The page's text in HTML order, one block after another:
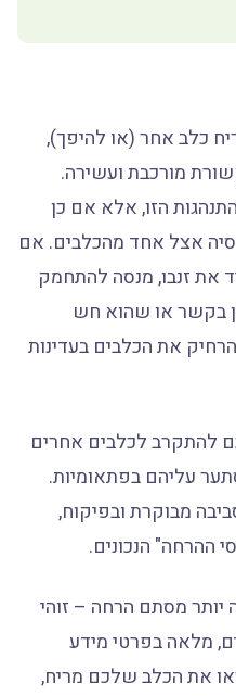
כלב אחר (או להיפך),
מורכבת ועשירה.
הזו, אלא אם כן
אצל אחד מהכלבים. אם
את זנבו, מנסה להתחמק
בקשר או שהוא חש
את הכלבים בעדינות
להתקרב לכלבים אחרים
עליהם בפתאומיות.
מבוקרת ובפיקוח,
ההרחה" הנכונים.
מסתם הרחה – זוהי
מלאה בפרטי מידע
את הכלב שלכם מריח,